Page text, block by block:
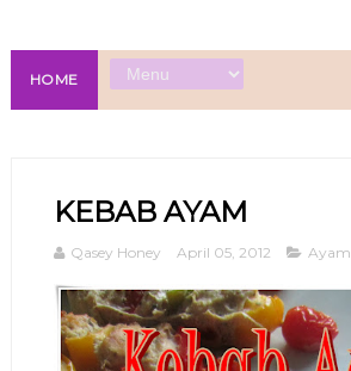
HOME
KEBAB AYAM
Qasey Honey April 05, 2012 Ayam